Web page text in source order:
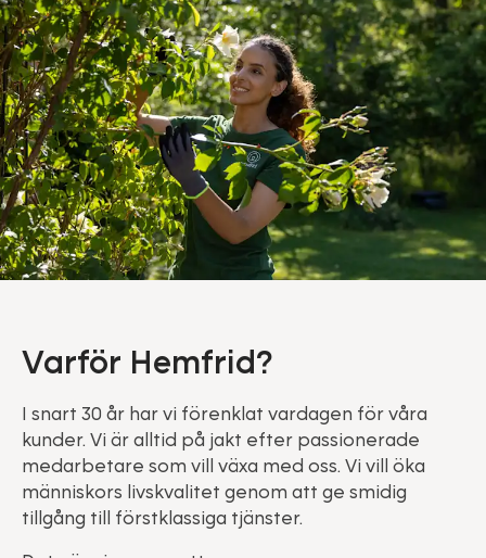
Varför Hemfrid?
I snart 30 år har vi förenklat vardagen för våra
kunder. Vi är alltid på jakt efter passionerade
medarbetare som vill växa med oss. Vi vill öka
människors livskvalitet genom att ge smidig
tillgång till förstklassiga tjänster.